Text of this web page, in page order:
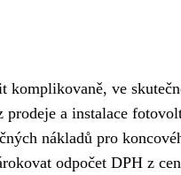
komplikovaně, ve
a instalace
nákladů pro
odpočet DPH z